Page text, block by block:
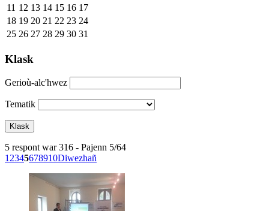
11 12 13 14 15 16 17
18 19 20 21 22 23 24
25 26 27 28 29 30 31
Klask
Gerioù-alc'hwez
Tematik
5 respont war 316 - Pajenn 5/64
1 2345678910Diwezhañ